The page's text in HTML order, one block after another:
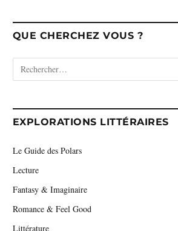
QUE CHERCHEZ VOUS ?
EXPLORATIONS LITTÉRAIRES
Le Guide des Polars
Lecture
Fantasy & Imaginaire
Romance & Feel Good
Littérature